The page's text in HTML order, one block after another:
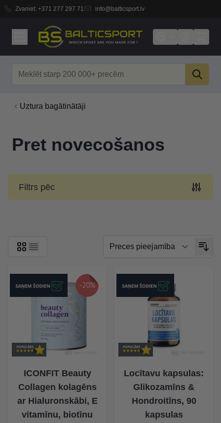
Zvaniet: +371 277 297 71 info@balticsport.lv
Uztura bagātinātāji
Pret novecošanos
Filtrs pēc
-20%
ICONFIT Beauty
Collagen kolagēns
ar Hialuronskābi, E
vitamīnu, biotīnu
Locītavu kapsulas:
Glikozamīns &
Hondroitīns, 90
kapsulas